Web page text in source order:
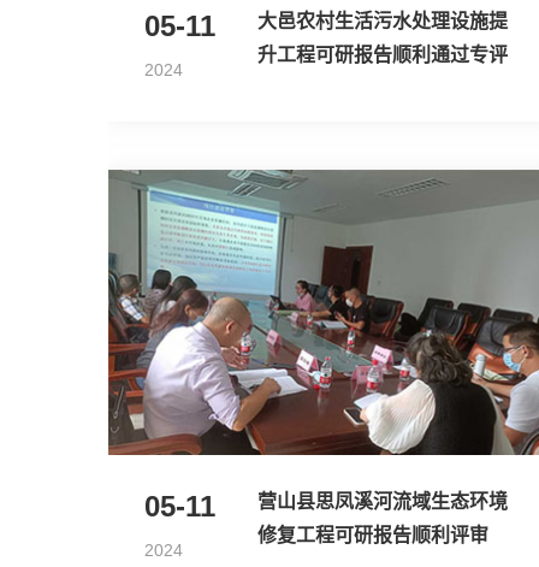
05-11
2024
大邑农村生活污水处理设施提
升工程可研报告顺利通过专评
05-11
2024
营山县思凤溪河流域生态环境
修复工程可研报告顺利评审